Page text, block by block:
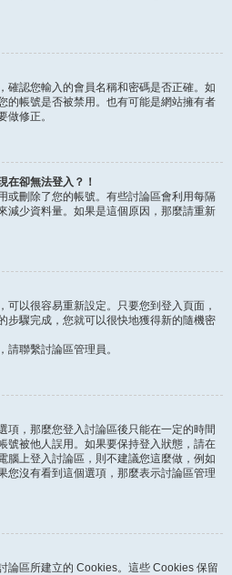
確認您輸入的會員名稱和密碼是否正確。如
的帳號是否被禁用。也有可能是網站擁有者
做修正。
在卻無法登入？！
或刪除了您的帳號。有些討論區會利用每隔
減少資料量。如果是這個原因，那麼請重新
可以很容易重新設定。只要您到登入頁面，
步驟完成，您就可以很快地獲得新的隨機密
聯繫討論區管理員。
項，那麼您登入討論區後只能在一定的時間
號被他人誤用。如果要保持登入狀態，請在
腦上登入討論區，則不建議您這麼做，例如
您沒有看到這個選項，那麼表示討論區管理
論區所建立的 Cookies。這些 Cookies 保留